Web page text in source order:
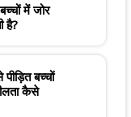
में जोर
है?
बच्चों
कैसे